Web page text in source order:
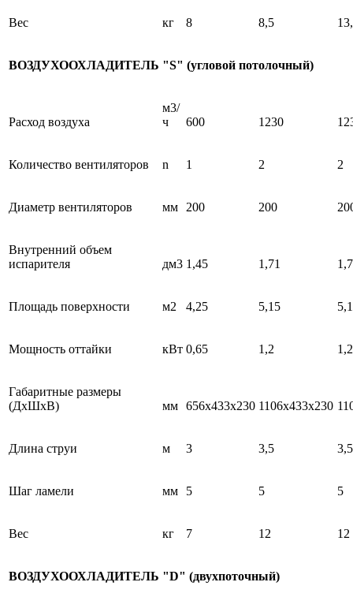
Вес кг 8 8,5
ВОЗДУХООХЛАДИТЕЛЬ "S" (угловой потолочный)
Расход воздуха
м3/
ч
600 1230
Количество вентиляторов n 1 2 2
Диаметр вентиляторов мм 200 200
Внутренний объем
испарителя
дм3 1,45 1,71
Площадь поверхности м2 4,25 5,15
Мощность оттайки кВт 0,65 1,2 1,2
Габаритные размеры
(ДхШхВ)
мм 656x433x230 1106x433x230
Длина струи м 3 3,5 3,5
Шаг ламели мм 5 5 5
Вес кг 7 12 12
ВОЗДУХООХЛАДИТЕЛЬ "D" (двухпоточный)